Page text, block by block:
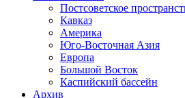
Постсоветское
Кавказ
Америка
Юго-Восточная Азия
Европа
Большой Восток
Каспийский бассейн
Архив